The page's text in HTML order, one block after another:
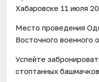
Хабаровске 11 июля
Место проведения
Восточного военного
Успейте
стоптанных